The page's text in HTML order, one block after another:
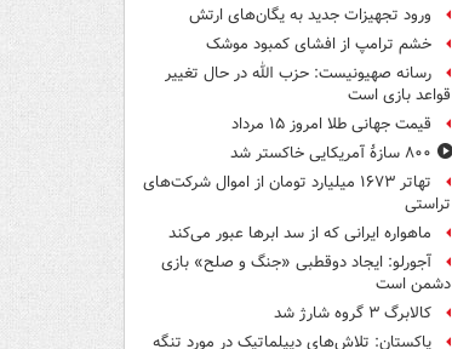
ورود تجهیزات جدید به یگان‌های ارتش
خشم ترامپ از افشای کمبود موشک
رسانه صهیونیست: حزب الله در حال تغییر
قواعد بازی است
قیمت جهانی طلا امروز ۱۵ مرداد
۸۰۰ سازۀ آمریکایی خاکستر شد
تهاتر ۱۶۷۳ میلیارد تومان از اموال شرکت‌های
تراستی
ماهواره ایرانی که از سد ابرها عبور می‌کند
آجورلو: ایجاد دوقطبی «جنگ و صلح‌» بازی
دشمن است
کالابرگ ۳ گروه شارژ شد
پاکستان: تلاش‌های دیپلماتیک در مورد تنگه